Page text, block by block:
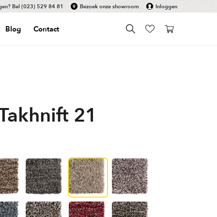
Bel(023) 529 84 81 Bezoek onze showroom Inloggen
Blog Contact
21